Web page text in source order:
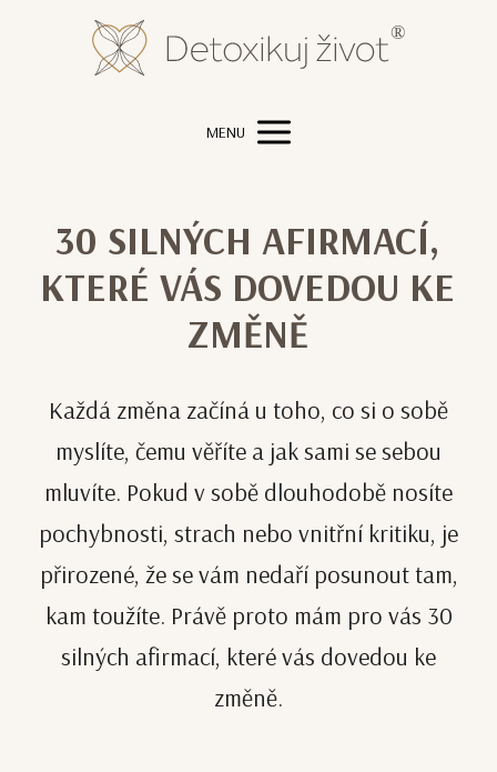
MENU
30 SILNÝCH AFIRMACÍ,
KTERÉ VÁS DOVEDOU KE
ZMĚNĚ
Každá změna začíná u toho, co si o sobě
myslíte, čemu věříte a jak sami se sebou
mluvíte. Pokud v sobě dlouhodobě nosíte
pochybnosti, strach nebo vnitřní kritiku, je
přirozené, že se vám nedaří posunout tam,
kam toužíte. Právě proto mám pro vás 30
silných afirmací, které vás dovedou ke
změně.